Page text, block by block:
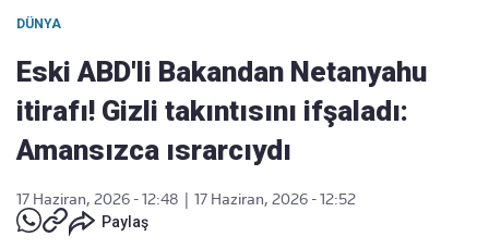
DÜNYA
Eski ABD'li Bakandan Netanyahu
itirafı! Gizli takıntısını ifşaladı:
Amansızca ısrarcıydı
17 Haziran, 2026 - 12:48
17 Haziran, 2026 - 12:52
Paylaş